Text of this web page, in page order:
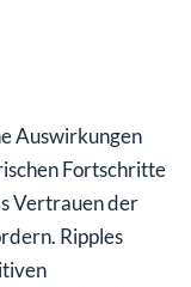
Auswirkungen
Fortschritte
Vertrauen der
Ripples